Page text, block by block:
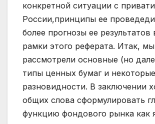
конкретной ситуации с
России,принципы ее
более прогнозы ее результатов
рамки этого реферата. Итак, мы
рассмотрели основные (но
типы ценных бумаг и
разновидности. В заключении
общих слова сформулировать
функцию фондового рынка как